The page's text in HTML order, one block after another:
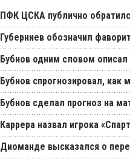
ПФК ЦСКА публично
Губерниев обозначил
Бубнов одним словом
Бубнов спрогнозировал,
Бубнов сделал прогноз на
Каррера назвал игрока
Диоманде высказался о